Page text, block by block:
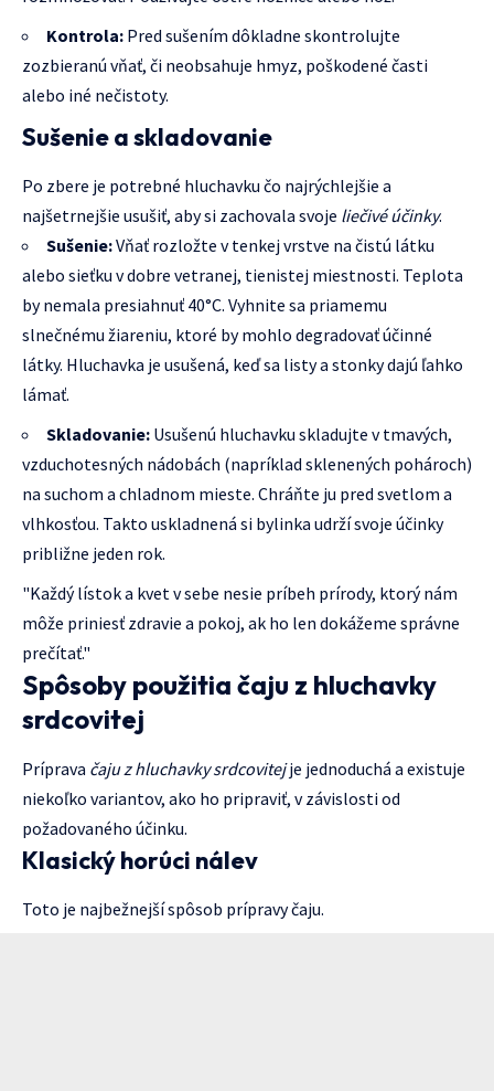
Kontrola: Pred sušením dôkladne skontrolujte
zozbieranú vňať, či neobsahuje hmyz, poškodené časti
alebo iné nečistoty.
Sušenie a skladovanie
Po zbere je potrebné hluchavku čo najrýchlejšie a
najšetrnejšie usušiť, aby si zachovala svoje liečivé účinky.
Sušenie:Vňať rozložte v tenkej vrstve na čistú látku
alebo sieťku v dobre vetranej, tienistej miestnosti. Teplota
by nemala presiahnuť 40°C. Vyhnite sa priamemu
slnečnému žiareniu, ktoré by mohlo degradovať účinné
látky. Hluchavka je usušená, keď sa listy a stonky dajú ľahko
lámať.
Skladovanie: Usušenú hluchavku skladujte v tmavých,
vzduchotesných nádobách (napríklad sklenených pohároch)
na suchom a chladnom mieste. Chráňte ju pred svetlom a
vlhkosťou. Takto uskladnená si bylinka udrží svoje účinky
približne jeden rok.
"Každý lístok a kvet v sebe nesie príbeh prírody, ktorý nám
môže priniesť zdravie a pokoj, ak ho len dokážeme správne
prečítať."
Spôsoby použitia čaju z hluchavky
srdcovitej
Príprava čaju z hluchavky srdcovitejje jednoduchá a existuje
niekoľko variantov, ako ho pripraviť, v závislosti od
požadovaného účinku.
Klasický horúci nálev
Toto je najbežnejší spôsob prípravy čaju.